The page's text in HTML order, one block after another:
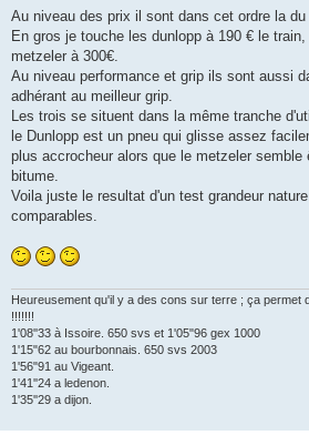
Au niveau des prix il sont dans cet ordre la
En gros je touche les dunlopp à 190 € le
metzeler à 300€.
Au niveau performance et grip ils sont aussi
adhérant au meilleur grip.
Les trois se situent dans la même tranche
le Dunlopp est un pneu qui glisse assez
plus accrocheur alors que le metzeler semble
bitume.
Voila juste le resultat d'un test grandeur
comparables.
Heureusement qu'il y a des cons sur terre ; ça permet
!!!!!!!
1'08''33 à Issoire. 650 svs et 1'05"96 gex 1000
1'15"62 au bourbonnais. 650 svs 2003
1'56"91 au Vigeant.
1'41''24 a ledenon.
1'35''29 a dijon.